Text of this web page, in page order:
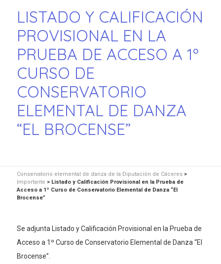
LISTADO Y CALIFICACIÓN
PROVISIONAL EN LA
PRUEBA DE ACCESO A 1º
CURSO DE
CONSERVATORIO
ELEMENTAL DE DANZA
“EL BROCENSE”
Conservatorio elemental de danza de la Diputación de Cáceres>
Importante > Listado y Calificación Provisional en la Prueba de
Acceso a 1º Curso de Conservatorio Elemental de Danza “El
Brocense”
Se adjunta Listado y Calificación Provisional en la Prueba de
Acceso a 1º Curso de Conservatorio Elemental de Danza “El
Brocense”.